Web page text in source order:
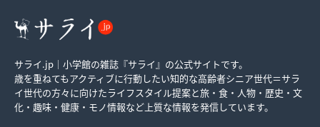
サライ.jp｜小学館の雑誌『サライ』の公式サイトです。
歳を重ねてもアクティブに行動したい知的な高齢者シニア世代＝サラ
イ世代の方々に向けたライフスタイル提案と旅・食・人物・歴史・文
化・趣味・健康・モノ情報など上質な情報を発信しています。